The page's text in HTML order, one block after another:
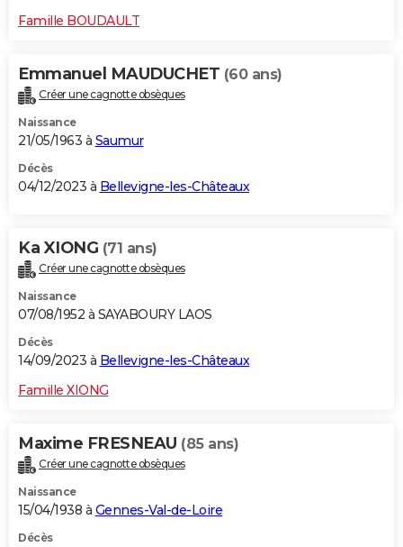
Famille BOUDAULT
Emmanuel MAUDUCHET (60 ans)
Créer une cagnotte obsèques
Naissance
21/05/1963 à Saumur
Décès
04/12/2023 à Bellevigne-les-Châteaux
Ka XIONG (71 ans)
Créer une cagnotte obsèques
Naissance
07/08/1952 à SAYABOURY LAOS
Décès
14/09/2023 à Bellevigne-les-Châteaux
Famille XIONG
Maxime FRESNEAU (85 ans)
Créer une cagnotte obsèques
Naissance
15/04/1938 à Gennes-Val-de-Loire
Décès